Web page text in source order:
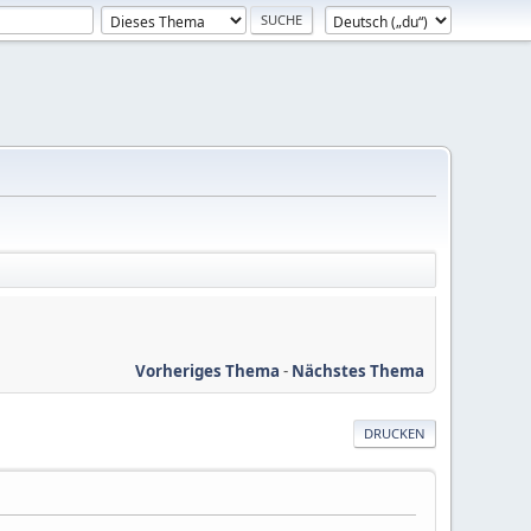
Vorheriges Thema - Nächstes Thema
DRUCKEN